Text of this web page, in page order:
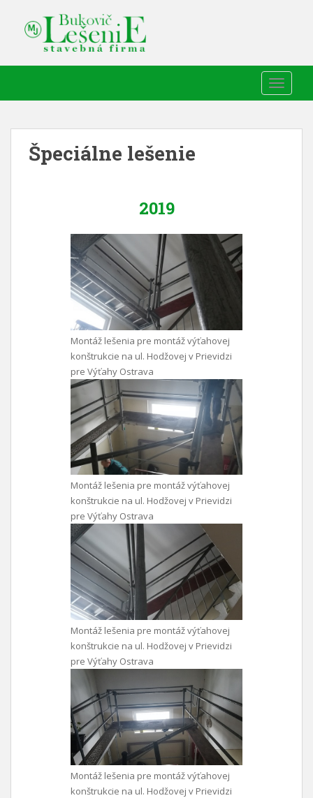
Špeciálne lešenie
2019
Montáž lešenia pre montáž výťahovej
konštrukcie na ul. Hodžovej v Prievidzi
pre Výťahy Ostrava
Montáž lešenia pre montáž výťahovej
konštrukcie na ul. Hodžovej v Prievidzi
pre Výťahy Ostrava
Montáž lešenia pre montáž výťahovej
konštrukcie na ul. Hodžovej v Prievidzi
pre Výťahy Ostrava
Montáž lešenia pre montáž výťahovej
konštrukcie na ul. Hodžovej v Prievidzi